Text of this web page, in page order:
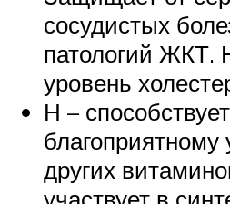
сосудистых
патологий ЖКТ.
уровень
Н – способствует
других